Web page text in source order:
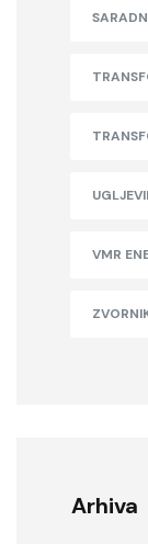
VMR
Arhiva